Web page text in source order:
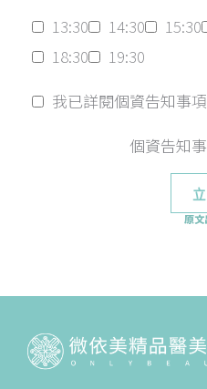
13:30 14:30 15:30
18:30
19:30
我已詳閱個資告知事
個資告知
原文